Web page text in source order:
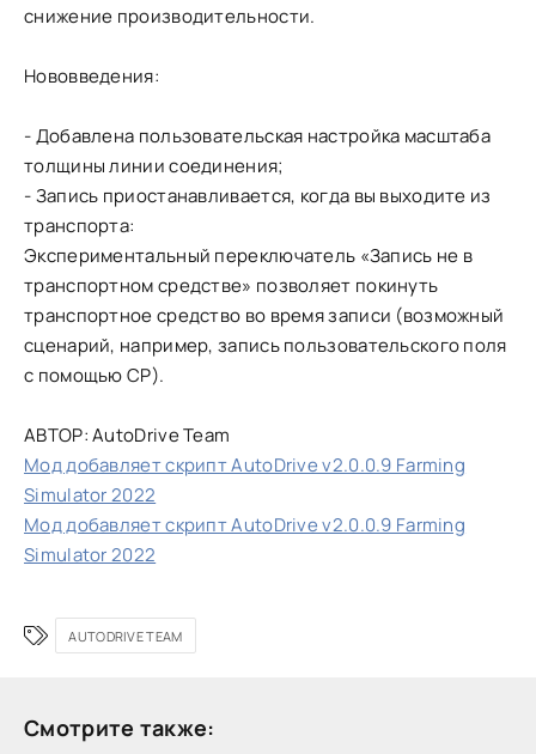
снижение производительности.
Нововведения:
- Добавлена пользовательская настройка масштаба
толщины линии соединения;
- Запись приостанавливается, когда вы выходите из
транспорта:
Экспериментальный переключатель «Запись не в
транспортном средстве» позволяет покинуть
транспортное средство во время записи (возможный
сценарий, например, запись пользовательского поля
с помощью CP).
АВТОР: AutoDrive Team
Мод добавляет скрипт AutoDrive v2.0.0.9 Farming
Simulator 2022
Мод добавляет скрипт AutoDrive v2.0.0.9 Farming
Simulator 2022
AUTODRIVE TEAM
Смотрите также: